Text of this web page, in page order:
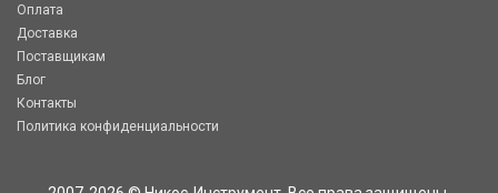
Оплата
Доставка
Поставщикам
Блог
Контакты
Политика конфиденциальности